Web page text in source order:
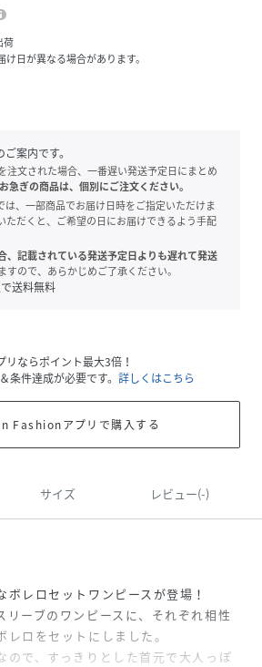
荷
日が異なる場合があります。
案内です。
文された場合、一番遅い発送予定日にまとめ
お急ぎの商品は、個別にご注文ください。
、一部商品でお届け日時をご指定いただけま
ただくと、ご希望の日にお届けできるよう手配
、記載されている発送予定日よりも遅れて発送
すので、あらかじめご了承ください。
送料無料
リならポイント最大3倍！
条件達成が必要です。 詳しくはこちら
Fashionアプリで購入する
サイズ レビュー(-)
ボレロセットワンピースが登場！
リーブのワンピースに、それぞれ相性
ロをセットにしました。
ので、すっきりとした首元で大人っぽ